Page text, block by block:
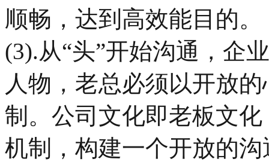
顺畅，达到高效能目的。
(3).从“头”开始沟通，企
人物，老总必须以开放
制。公司文化即老板文
机制，构建一个开放的